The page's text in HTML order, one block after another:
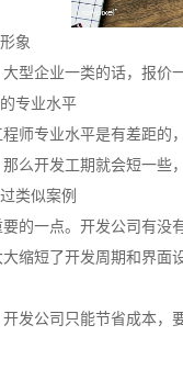
象
型企业一类的话，报价
专业水平
程师专业水平是有差距的
么开发工期就会短一些
类似案例
的一点。开发公司有没
缩短了开发周期和界面
开发公司只能节省成本，